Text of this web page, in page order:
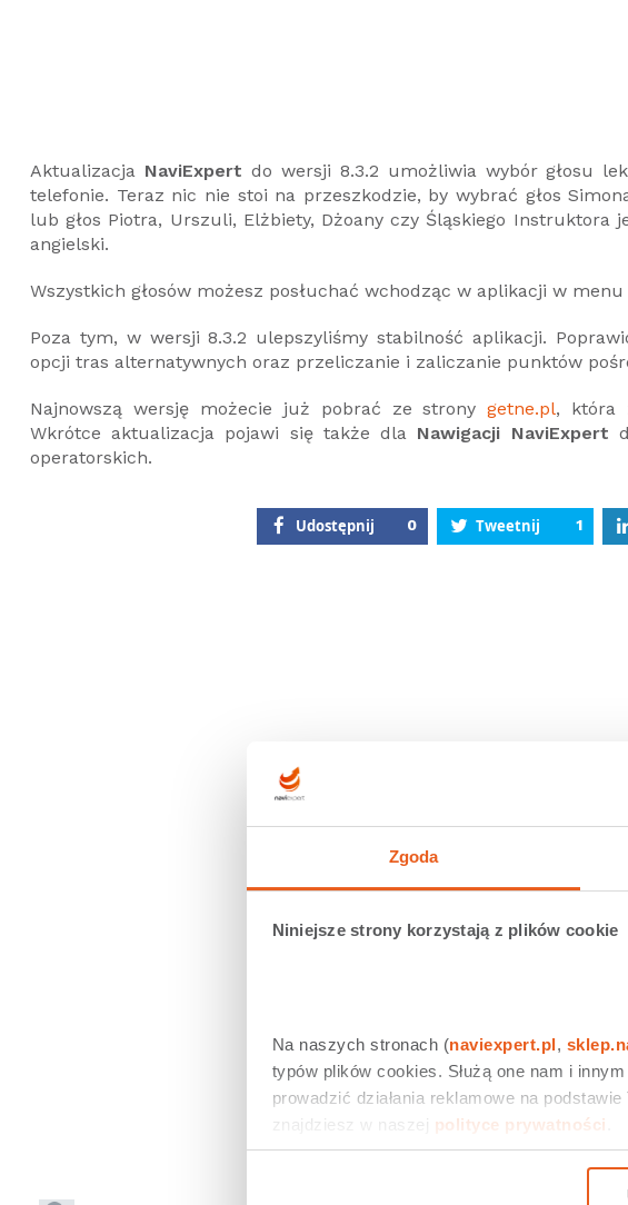
Zgoda
Niniejsze strony korzystają z plików cookie
Na naszych stronach (naviexpert.pl,
typów plików cookies. Służą one nam i
prowadzić działania reklamowe na
znajdziesz w naszej polityce prywatności
Aktualizacja NaviExpert do wersji 8.3.2 umożliwia wybór głosu
telefonie. Teraz nic nie stoi na przeszkodzie, by wybrać głos
lub głos Piotra, Urszuli, Elżbiety, Dżoany czy Śląskiego Instruktora
angielski.
Wszystkich głosów możesz posłuchać wchodząc w aplikacji w menu
Poza tym, w wersji 8.3.2 ulepszyliśmy stabilność aplikacji.
opcji tras alternatywnych oraz przeliczanie i zaliczanie punktów
Najnowszą wersję możecie już pobrać ze stronygetne.pl, która
Wkrótce aktualizacja pojawi się także dla Nawigacji NaviExpert
operatorskich.
Udostępnij 0 Tweetnij 1